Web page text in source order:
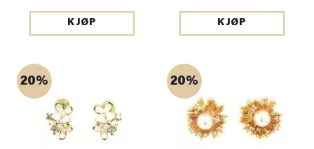
KJØP KJØP
20% 20%